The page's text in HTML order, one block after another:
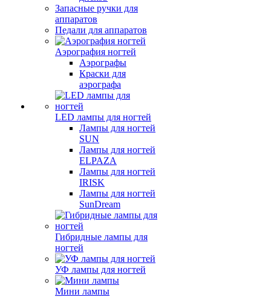
Запасные ручки для
аппаратов
Педали для аппаратов
Аэрография ногтей
Аэрографы
Краски для
аэрографа
LED лампы для ногтей
Лампы для ногтей
SUN
Лампы для ногтей
ELPAZA
Лампы для ногтей
IRISK
Лампы для ногтей
SunDream
Гибридные лампы для
ногтей
УФ лампы для ногтей
Мини лампы